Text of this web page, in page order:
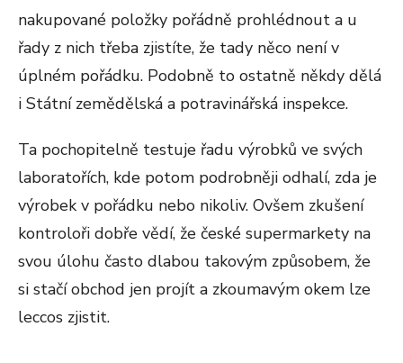
nakupované položky pořádně prohlédnout a u
řady z nich třeba zjistíte, že tady něco není v
úplném pořádku. Podobně to ostatně někdy dělá
i Státní zemědělská a potravinářská inspekce.
Ta pochopitelně testuje řadu výrobků ve svých
laboratořích, kde potom podrobněji odhalí, zda je
výrobek v pořádku nebo nikoliv. Ovšem zkušení
kontroloři dobře vědí, že české supermarkety na
svou úlohu často dlabou takovým způsobem, že
si stačí obchod jen projít a zkoumavým okem lze
leccos zjistit.